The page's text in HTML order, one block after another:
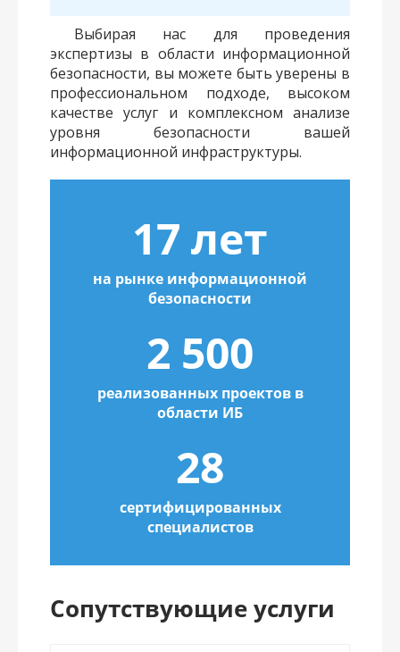
Выбирая нас для проведения
экспертизы в области информационной
безопасности, вы можете быть уверены в
профессиональном подходе, высоком
качестве услуг и комплексном анализе
уровня безопасности вашей
информационной инфраструктуры.
17 лет
на рынке информационной
безопасности
2 500
реализованных проектов в
области ИБ
28
сертифицированных
специалистов
Сопутствующие услуги